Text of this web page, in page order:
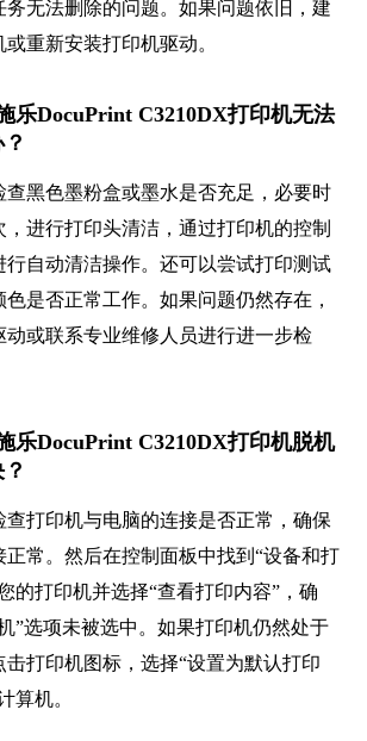
务无法删除的问题。如果问题依旧，建
重新安装打印机驱动。
乐DocuPrint C3210DX打印机无法
查黑色墨粉盒或墨水是否充足，必要时
进行打印头清洁，通过打印机的控制
行自动清洁操作。还可以尝试打印测试
是否正常工作。如果问题仍然存在，
动或联系专业维修人员进行进一步检
乐DocuPrint C3210DX打印机脱机
查打印机与电脑的连接是否正常，确保
正常。然后在控制面板中找到“设备和打
的打印机并选择“查看打印内容”，确
”选项未被选中。如果打印机仍然处于
击打印机图标，选择“设置为默认打印
算机。